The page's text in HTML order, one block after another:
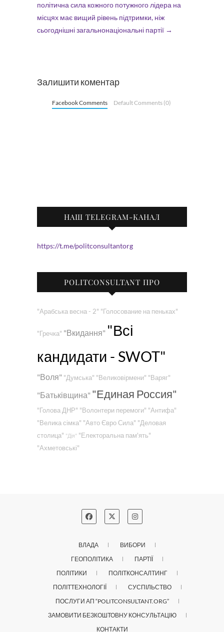
політична сила кожного потужного лідера на
місцях має вищий рівень підтримки, ніж
сьогоднішні загальнонаціональні партії →
Залишити коментар
Facebook Comments Default Comments (0)
НАШ TELEGRAM-КАНАЛ
https://t.me/politconsultantorg
POLITCONSULTANT ПРО
"Арабська весна - 2" "Голосование на пеньках"
"Гречка" "Вкидання" "Всі
кандидати - SWOT"
"Воля" "Думська" "Великовірмени" "Варяг"
"Батьківщина" "Единая Россия"
"Голова ДНР" "Волонтери перемоги" "Антифа"
"Велика сімка" "Авто Євро Сила" "Деловая
столица" "Дія" "Електоральна пам'ять"
"Ахметовські"
ВЛАДА
ВИБОРИ
ГЕОПОЛІТИКА
ПАРТІЇ
ПОЛІТИКИ
ПОЛІТКОНСАЛТИНГ
ПОЛІТТЕХНОЛОГІЇ
СУСПІЛЬСТВО
ПОСЛУГИ АП “POLITCONSULTANT.ORG”
ЗАМОВИТИ БЕЗКОШТОВНУ КОНСУЛЬТАЦІЮ
КОНТАКТИ